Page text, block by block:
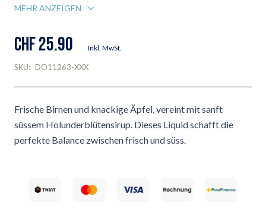
MEHR ANZEIGEN
CHF 25.90 Inkl. MwSt.
SKU: DO11263-XXX
Frische Birnen und knackige Äpfel, vereint mit sanft
süssem Holunderblütensirup. Dieses Liquid schafft die
perfekte Balance zwischen frisch und süss.